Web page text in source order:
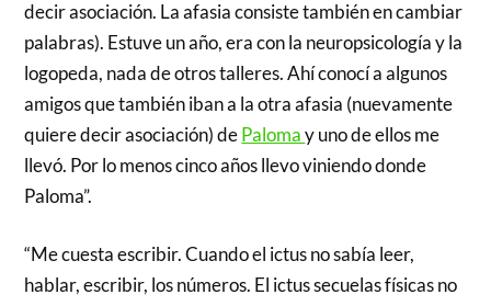
decir asociación. La afasia consiste también en cambiar
palabras). Estuve un año, era con la neuropsicología y la
logopeda, nada de otros talleres. Ahí conocí a algunos
amigos que también iban a la otra afasia (nuevamente
quiere decir asociación) dePalomay uno de ellos me
llevó. Por lo menos cinco años llevo viniendo donde
Paloma”.
“Me cuesta escribir. Cuando el ictus no sabía leer,
hablar, escribir, los números. El ictus secuelas físicas no